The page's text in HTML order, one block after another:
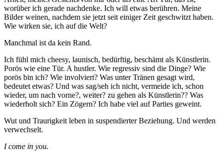
worüber ich gerade nachdenke. Ich will etwas berühren. Meine
Bilder weinen, nachdem sie jetzt seit einiger Zeit geschwitzt haben.
Wie wirken sie, ich auf die Welt?
Manchmal ist da kein Rand.
Ich fühl mich cheesy, launisch, bedürftig, beschämt als Künstlerin.
Porös wie eine Tür. A hustler. Wie regressiv sind die Dinge? Wie
porös bin ich? Wie involviert? Was unter Tränen gesagt wird,
bedeutet etwas? Und was sag/seh ich nicht, vermeide ich, schon
wieder, um nach vorne?, weiter? zu gehen als Künstlerin?? Was
wiederholt sich? Ein Zögern? Ich habe viel auf Parties geweint.
Wut und Traurigkeit leben in suspendierter Beziehung. Und werden
verwechselt.
I come in you.